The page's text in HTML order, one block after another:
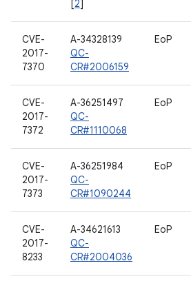
[2]
CVE-
2017-
7370
A-34328139
QC-
CR#2006159
EoP
CVE-
2017-
7372
A-36251497
QC-
CR#1110068
EoP
CVE-
2017-
7373
A-36251984
QC-
CR#1090244
EoP
CVE-
2017-
8233
A-34621613
QC-
CR#2004036
EoP